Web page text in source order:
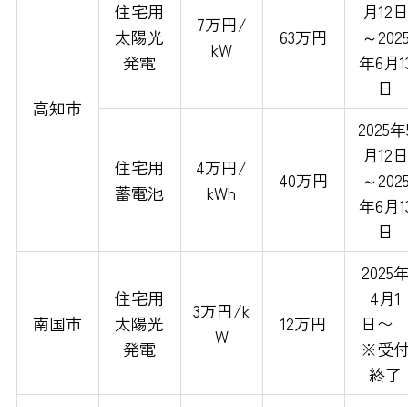
高知市
住宅用
太陽光
発電
7万円/
kW
63万円
月12日
～
年6月
日
住宅用
蓄電池
4万円/
kWh
40万円
2025
月12日
～
年6月
日
南国市
住宅用
太陽光
発電
3万円/k
W
12万円
2025
4月1
日
※受
終了